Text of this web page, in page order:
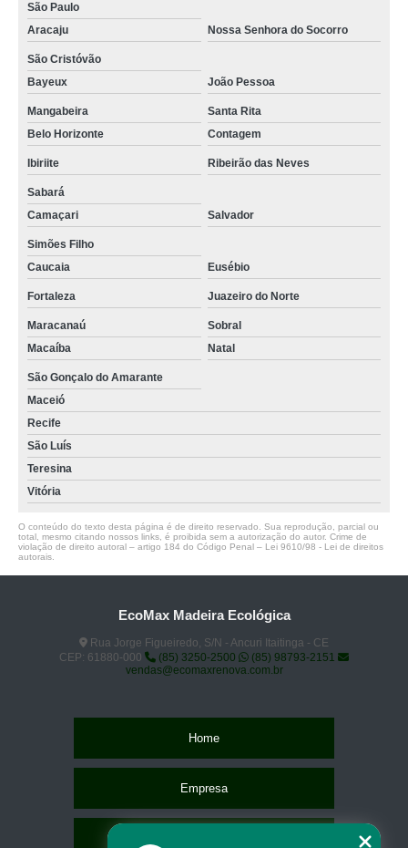
São Paulo
Aracaju
Nossa Senhora do Socorro
São Cristóvão
Bayeux
João Pessoa
Mangabeira
Santa Rita
Belo Horizonte
Contagem
Ibiriite Ribeirão das Neves
Sabará
Camaçari
Salvador
Simões Filho
Caucaia
Eusébio
Fortaleza Juazeiro do Norte
Maracanaú
Sobral
Macaíba
Natal
São Gonçalo do Amarante
Maceió
Recife
São Luís
Teresina
Vitória
O conteúdo do texto desta página é de direito reservado. Sua reprodução, parcial ou
total, mesmo citando nossos links, é proibida sem a autorização do autor. Crime de
violação de direito autoral – artigo 184 do Código Penal – Lei 9610/98 - Lei de direitos
autorais
EcoMax Madeira Ecológica
Rua Jorge Figueiredo, S/N - Ancuri Itaitinga - CE
CEP: 61880-000
(85) 3250-2500
(85) 98793-2151
vendas@ecomaxrenova.com.br
Home
Empresa